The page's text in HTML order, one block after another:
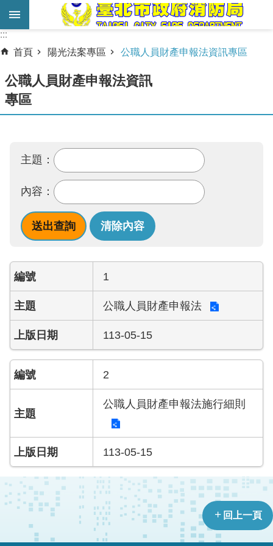
跳到主要內容區塊
進
搜
尋
服
務
機
關
簡
介
宣
導
育
下
載
專
區
民
園
地
政
府
資
訊
:::
:::
首頁
陽光法案專區 公職人員財產申報法資訊專區
公職人員財產申報法資訊
專區
主題：
內容：
1
公職人員財產申報法
113-05-15
2
公職人員財產申報法施行細則
113-05-15
回上一頁